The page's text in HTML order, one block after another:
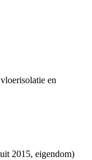
en
2015, eigendom)